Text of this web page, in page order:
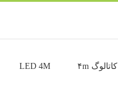
کاتالوگ ۴m LED 4M